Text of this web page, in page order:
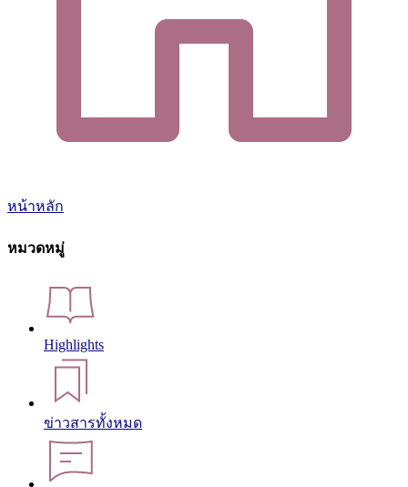
หน้าหลัก
หมวดหมู่
Highlights
ข่าวสารทั้งหมด